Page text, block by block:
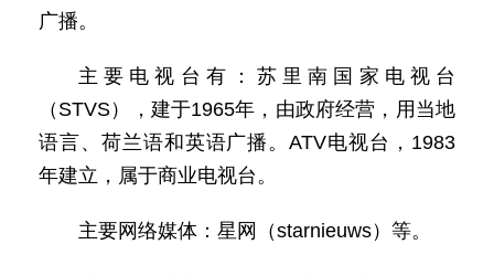
广播。
主要电视台有：苏里南国家电视台
（STVS），建于1965年，由政府经营，用当地
语言、荷兰语和英语广播。ATV电视台，1983
年建立，属于商业电视台。
主要网络媒体：星网（starnieuws）等。